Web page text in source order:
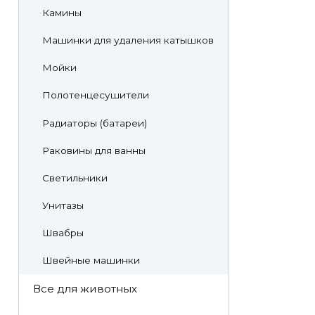
Камины
Машинки для удаления катышков
Мойки
Полотенцесушители
Радиаторы (батареи)
Раковины для ванны
Светильники
Унитазы
Швабры
Швейные машинки
Все для животных